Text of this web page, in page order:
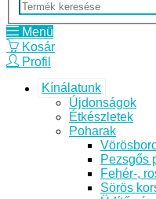
Menü
Kosár
Profil
Kínálatunk
Újdonságok
Étkészletek
Poharak
Pezsgős
Fehér-,
Sörös